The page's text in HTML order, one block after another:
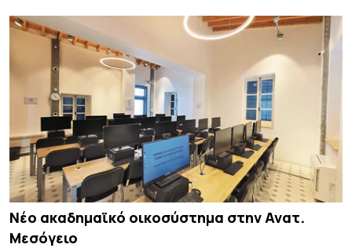
Νέο ακαδημαϊκό οικοσύστημα στην Ανατ.
Μεσόγειο